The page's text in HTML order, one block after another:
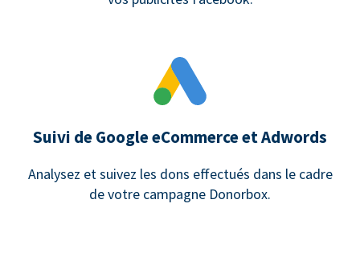
Suivi de Google eCommerce et Adwords
Analysez et suivez les dons effectués dans le cadre
de votre campagne Donorbox.